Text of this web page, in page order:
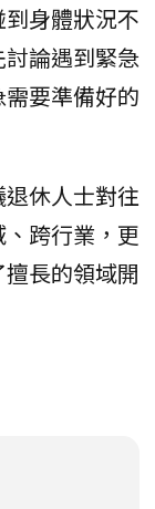
身體狀況不
論遇到緊急
要準備好的
休人士對往
跨行業，更
長的領域開